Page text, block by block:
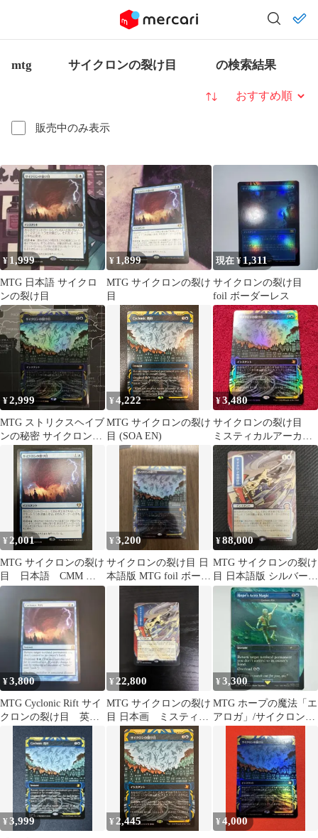
mtg サイクロンの裂け目 の検索結果
販売中のみ表示
並び替え
¥ 1,999
MTG 日本語 サイクロ
ンの裂け目
¥ 1,899
MTG サイクロンの裂け
目
現在 ¥1,311
サイクロンの裂け目
foil ボーダーレス
¥2,999
MTG ストリクスヘイブ
ンの秘密 サイクロンの
裂け目 foil
¥4,222
MTG サイクロンの裂け
目 (SOA EN)
¥3,480
サイクロンの裂け目
ミスティカルアーカイ
ブ Foil 神話レア
SOA MTG
¥2,001
MTG サイクロンの裂け
目 日本語 CMM 統
率者マスターズ
¥3,200
サイクロンの裂け目 日
本語版 MTG foil ボーダ
¥88,000
MTG サイクロンの裂け
目 日本語版 シルバース
クロール Foil
¥3,800
MTG Cyclonic Rift サイ
クロンの裂け目 英語
版 1枚
¥ 22,800
MTG サイクロンの裂け
目 日本画 ミスティカ
ルアーカイブ
¥3,300
MTG ホープの魔法「エ
アロガ」/サイクロンの
語1枚SLD
¥3,999 ¥ 2,445 ¥4,000